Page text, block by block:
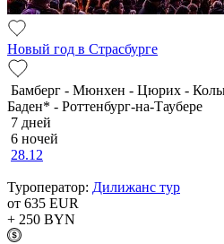
Новый год в Страсбурге
Бамберг - Мюнхен - Цюрих -
Баден* - Роттенбург-на-Таубере
7 дней
6 ночей
28.12
Туроператор: Дилижанс тур
от 635 EUR
+ 250 BYN